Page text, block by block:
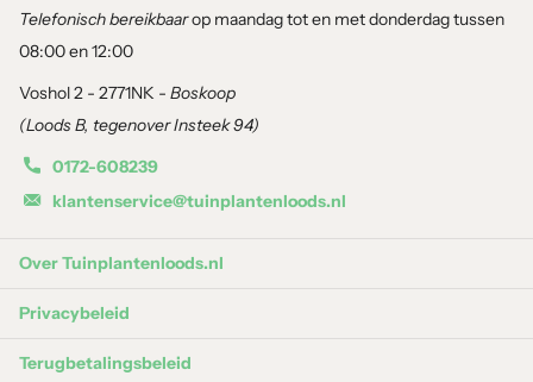
Bloei: Van juni tot september rijkbloeiend met enorme,
lichtgroen verkleuren.
Vruchten:Kleine zaaddoosjes, zonder sierwaarde.
bestand tegen Nederlandse winters.
Telefonisch bereikbaarop maandag tot en met donderdag tussen
08:00 en 12:00
Voshol 2 - 2771NK - Boskoop
(Loods B, tegenover Insteek 94)
0172-608239
klantenservice@tuinplantenloods.nl
Over Tuinplantenloods.nl
Privacybeleid
Terugbetalingsbeleid